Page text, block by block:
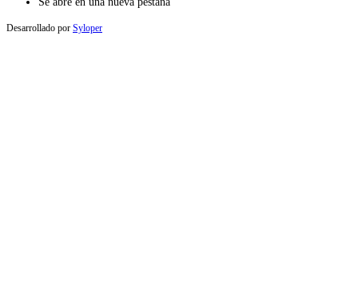
Desarrollado por Syloper